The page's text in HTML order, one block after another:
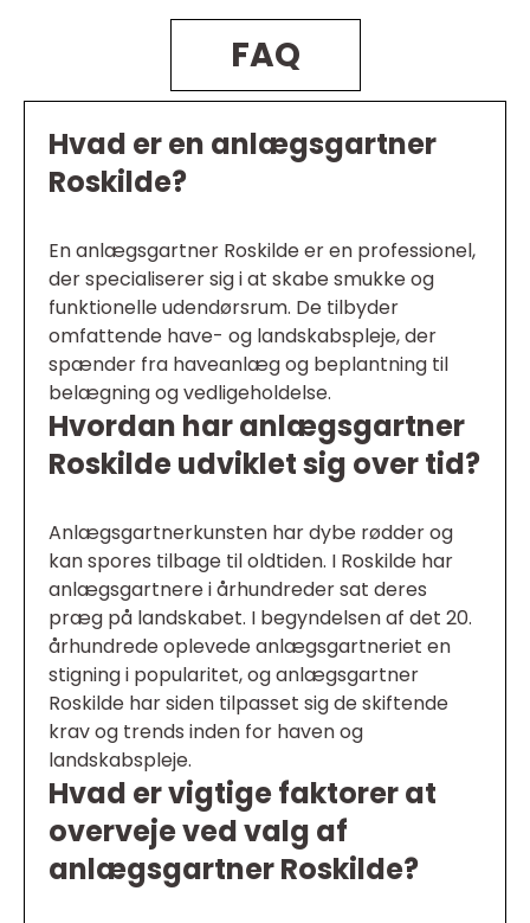
FAQ
Hvad er en anlægsgartner
Roskilde?
En anlægsgartner Roskilde er en professionel,
der specialiserer sig i at skabe smukke og
funktionelle udendørsrum. De tilbyder
omfattende have- og landskabspleje, der
spænder fra haveanlæg og beplantning til
belægning og vedligeholdelse.
Hvordan har anlægsgartner
Roskilde udviklet sig over tid?
Anlægsgartnerkunsten har dybe rødder og
kan spores tilbage til oldtiden. I Roskilde har
anlægsgartnere i århundreder sat deres
præg på landskabet. I begyndelsen af det 20.
århundrede oplevede anlægsgartneriet en
stigning i popularitet, og anlægsgartner
Roskilde har siden tilpasset sig de skiftende
krav og trends inden for haven og
landskabspleje.
Hvad er vigtige faktorer at
overveje ved valg af
anlægsgartner Roskilde?